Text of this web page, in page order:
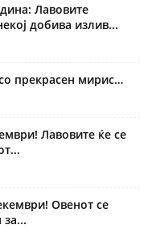
Лавовите
добива излив...
прекрасен мирис…
Лавовите ќе се
Овенот се